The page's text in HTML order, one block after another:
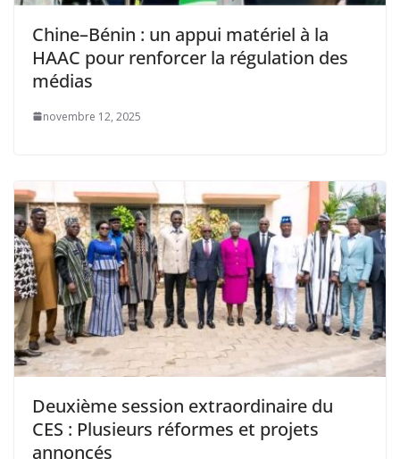
Chine–Bénin : un appui matériel à la
HAAC pour renforcer la régulation des
médias
novembre 12, 2025
Deuxième session extraordinaire du
CES : Plusieurs réformes et projets
annoncés